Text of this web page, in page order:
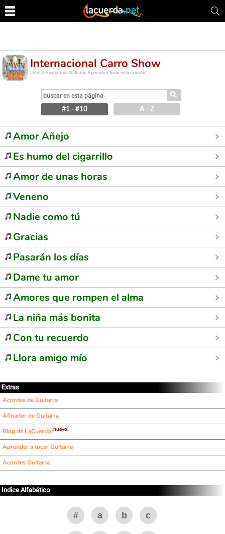
Internacional Carro Show
Letra y Acordes de Guitarra. Aprende a tocar esta canción
⚲
#1 - #10 A - Z
Amor Añejo
Es humo del cigarrillo
Amor de unas horas
Veneno
Nadie como tú
Gracias
Pasarán los días
Dame tu amor
Amores que rompen el alma
La niña más bonita
Con tu recuerdo
Llora amigo mío
Extras
Acordes de Guitarra
Afinador de Guitarra
Blog de LaCuerda ¡nuevo!
Aprender a tocar Guitarra
Acordes Guitarra
Indice Alfabético
# a b c